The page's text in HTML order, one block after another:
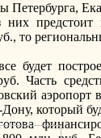
Петербурга,
предстоит
то
будет
Часть
аэропорт
который